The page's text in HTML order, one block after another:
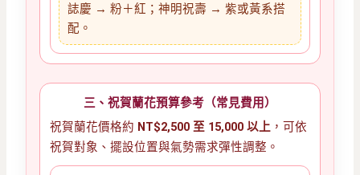
誌慶 → 粉＋紅；神明祝壽 → 紫或黃系搭
配。
三、祝賀蘭花預算參考（常見費用）
祝賀蘭花價格約 NT$2,500 至 15,000 以上 ，可依
祝賀對象、擺設位置與氣勢需求彈性調整。